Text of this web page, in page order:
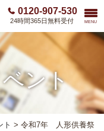
0120-907-530
24時間365日無料受付 MENU
ント
ト > 令和7年 人形供養祭